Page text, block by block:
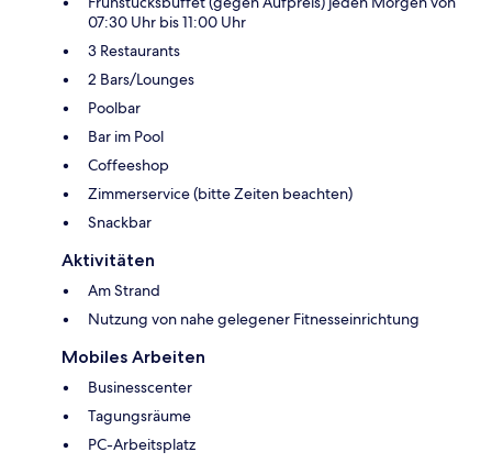
07:30 Uhr bis 11:00 Uhr
3 Restaurants
2 Bars/Lounges
Poolbar
Bar im Pool
Coffeeshop
Zimmerservice (bitte Zeiten beachten)
Snackbar
Aktivitäten
Am Strand
Nutzung von nahe gelegener Fitnesseinrichtung
Mobiles Arbeiten
Businesscenter
Tagungsräume
PC-Arbeitsplatz